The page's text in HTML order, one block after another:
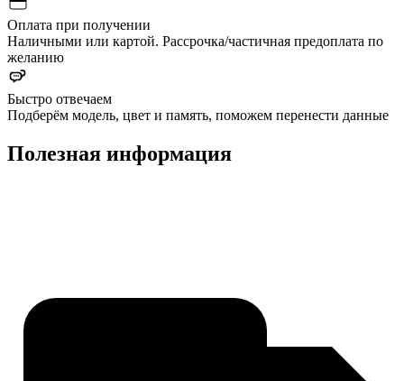
Оплата при получении
Наличными или картой. Рассрочка/частичная предоплата по
желанию
Быстро отвечаем
Подберём модель, цвет и память, поможем перенести данные
Полезная информация